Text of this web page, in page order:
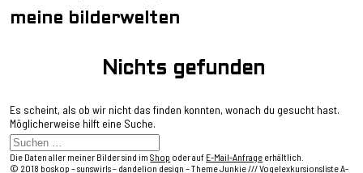
meine bilderwelten
Nichts gefunden
Es scheint, als ob wir nicht das finden konnten, wonach du gesucht hast.
Möglicherweise hilft eine Suche.
Die Daten aller meiner Bilder sind imShop oder auf E-Mail-Anfrage erhältlich.
© 2018 boskop – sunswirls – dandelion design –Theme Junkie///Vogelexkursionsliste A-